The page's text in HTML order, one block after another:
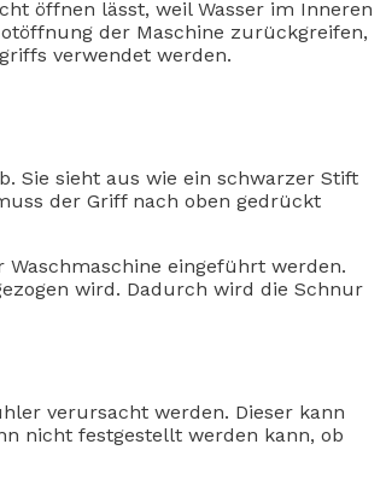
öffnen lässt, weil Wasser im Inneren
der Maschine zurückgreifen,
verwendet werden.
Sie sieht aus wie ein schwarzer Stift
der Griff nach oben gedrückt
eingeführt werden.
wird. Dadurch wird die Schnur
verursacht werden. Dieser kann
nicht festgestellt werden kann, ob